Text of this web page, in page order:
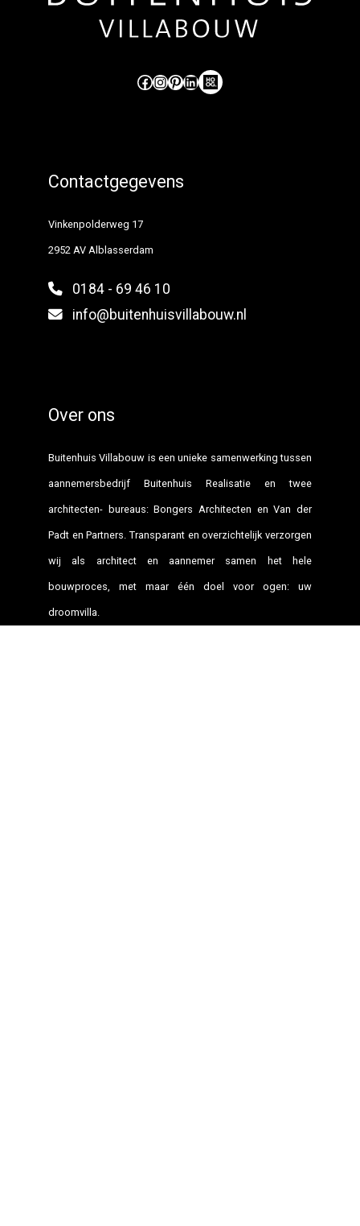
Like ons op Facebook (externe link) Volg ons op Instagram (externe link) Pinterest LinkedIn Hoog Design.
Contactgegevens
Vinkenpolderweg 17
2952 AV Alblasserdam
0184 - 69 46 10
info@buitenhuisvillabouw.nl
Over ons
Buitenhuis Villabouw is een unieke samenwerking tussen
aannemersbedrijf Buitenhuis Realisatie en twee
architecten- bureaus: Bongers Architecten en Van der
Padt en Partners. Transparant en overzichtelijk verzorgen
wij als architect en aannemer samen het hele
bouwproces, met maar één doel voor ogen: uw
droomvilla.